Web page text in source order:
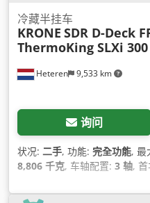
Heteren 9,533 km
冷藏半挂车
KRONE SDR D-Deck
ThermoKing SLXi 300
询问
状况: 二手, 功能: 完全功能, 最
8,806 千克, 车轴配置: 3 轴,
, 悬
2018, 设备:制冷单元, 动力转